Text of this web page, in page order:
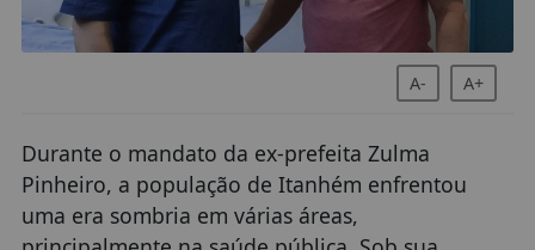
A- A+
Durante o mandato da ex-prefeita Zulma
Pinheiro, a população de Itanhém enfrentou
uma era sombria em várias áreas,